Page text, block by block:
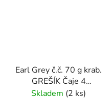
Earl Grey č.č. 70 g krab.
GREŠÍK Čaje 4
světadílů
Skladem (2 ks)